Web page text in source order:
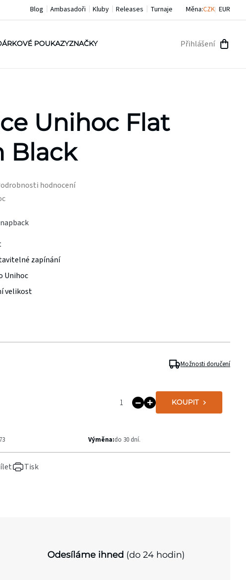
Blog Ambasadoři Kluby Releases Turnaje Měna:CZK EUR
POUKAZYZNAČKY Přihlášení
Unihoc Flat
Black
hodnocení
zapínání
Unihoc
velikost
Tisk
KOUPIT
Možnosti doručení
Výměna:do 30 dní.
Odesíláme ihned (do 24 hodin)